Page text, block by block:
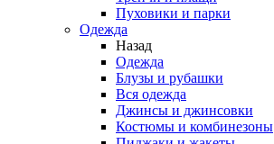
Пуховики и парки
Одежда
Назад
Одежда
Блузы и рубашки
Вся одежда
Джинсы и джинсовки
Костюмы и комбинезоны